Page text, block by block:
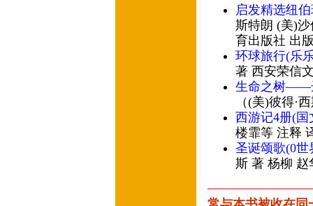
启发精选纽
斯特朗 (美)
育出版社 出
环球旅行(乐
著 西安荣信
生命之树——
（(美)彼得·
西游记4册(
楼霏等 注释
圣诞颂歌(0
斯 著 杨柳 赵